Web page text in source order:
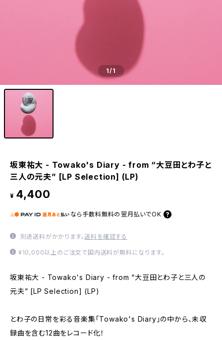
1/1
坂東祐大 - Towako's Diary - from “大豆田とわ子と
三人の元夫” [LP Selection] (LP)
¥ 4,400
なら 手数料無料の 翌月払いでOK
別途送料がかかります。送料を確認する
¥10,000以上のご注文で国内送料が無料になります。
坂東祐大 - Towako's Diary - from “大豆田とわ子と三人の
元夫” [LP Selection] (LP)
とわ子の日常を彩る音楽集「Towako's Diary」の中から、未収
録曲を含む12曲をレコード化！